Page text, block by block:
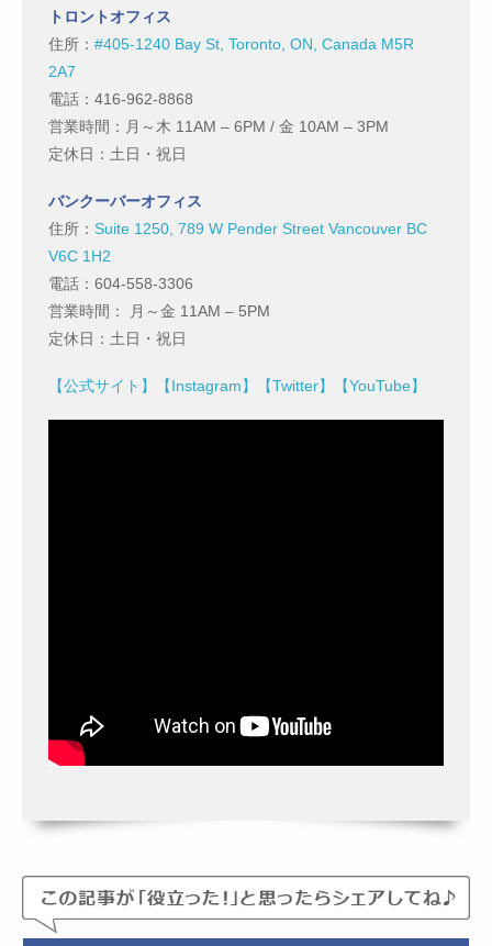
トロントオフィス
住所： #405-1240 Bay St, Toronto, ON, Canada M5R
2A7
電話：416-962-8868
営業時間：月～木 11AM – 6PM / 金 10AM – 3PM
定休日：土日・祝日
バンクーバーオフィス
住所： Suite 1250, 789 W Pender Street Vancouver BC
V6C 1H2
電話：604-558-3306
営業時間： 月～金 11AM – 5PM
定休日：土日・祝日
【公式サイト】 【Instagram】 【Twitter】 【YouTube】